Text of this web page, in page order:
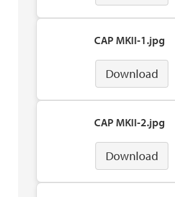
CAP MKII-1.jpg
Download
CAP MKII-2.jpg
Download